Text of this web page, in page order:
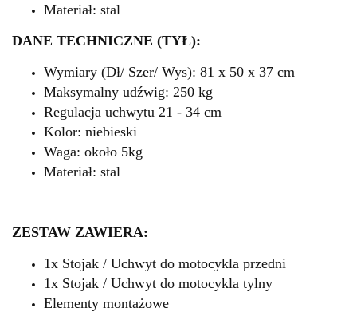
Materiał: stal
DANE TECHNICZNE (TYŁ):
Wymiary (Dł/ Szer/ Wys): 81 x 50 x 37 cm
Maksymalny udźwig: 250 kg
Regulacja uchwytu 21 - 34 cm
Kolor: niebieski
Waga: około 5kg
Materiał: stal
ZESTAW ZAWIERA:
1x Stojak / Uchwyt do motocykla przedni
1x Stojak / Uchwyt do motocykla tylny
Elementy montażowe